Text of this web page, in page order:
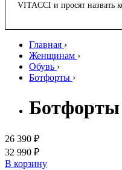
VITACCI и просят
Главная ›
Женщинам ›
Обувь ›
Ботфорты ›
Ботфорты
26 390 ₽
32 990 ₽
В корзину